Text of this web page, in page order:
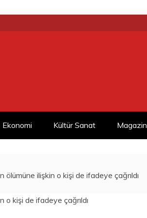
Ekonomi Kültür Sanat Magazin
ölümüne ilişkin o kişi de ifadeye çağrıldı